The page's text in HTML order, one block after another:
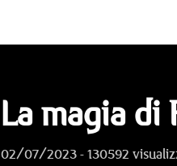
La magia di
02/07/2023 - 130592